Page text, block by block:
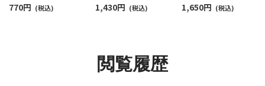
ックス メンズ 【365日
770円 (税込)
メンズ 【365日最短翌日
1,430円 (税込)
ズ 【365日最短翌日発
1,650円 (税込)
閲覧履歴